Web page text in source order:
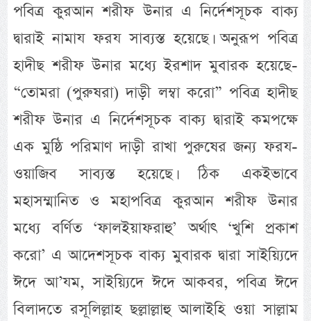
পবিত্র কুরআন শরীফ উনার এ নির্দেশসূচক বাক্য
দ্বারাই নামায ফরয সাব্যস্ত হয়েছে। অনুরূপ পবিত্র
হাদীছ শরীফ উনার মধ্যে ইরশাদ মুবারক হয়েছে-
“তোমরা (পুরুষরা) দাড়ী লম্বা করো” পবিত্র হাদীছ
শরীফ উনার এ নির্দেশসূচক বাক্য দ্বারাই কমপক্ষে
এক মুষ্ঠি পরিমাণ দাড়ী রাখা পুরুষের জন্য ফরয-
ওয়াজিব সাব্যস্ত হয়েছে। ঠিক একইভাবে
মহাসম্মানিত ও মহাপবিত্র কুরআন শরীফ উনার
মধ্যে বর্ণিত ‘ফালইয়াফরাহু’ অর্থাৎ ‘খুশি প্রকাশ
করো’ এ আদেশসূচক বাক্য মুবারক দ্বারা সাইয়্যিদে
ঈদে আ’যম, সাইয়্যিদে ঈদে আকবর, পবিত্র ঈদে
বিলাদতে রসূলিল্লাহ ছল্লাল্লাহু আলাইহি ওয়া সাল্লাম